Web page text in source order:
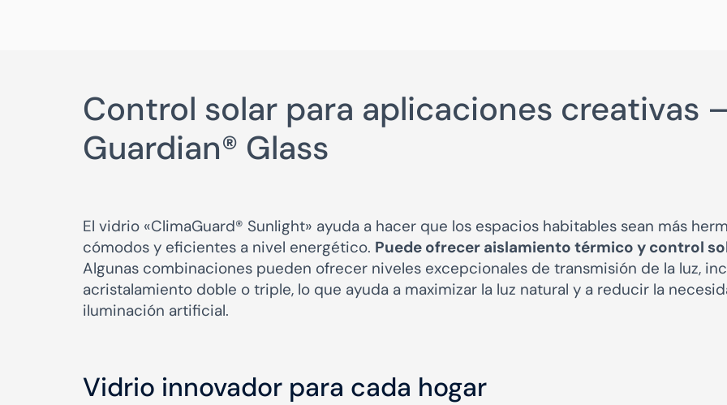
Control solar para aplicaciones creativas
Guardian® Glass
El vidrio «ClimaGuard® Sunlight» ayuda a hacer que los espacios habitables sean más
cómodos y eficientes a nivel energético. Puede ofrecer aislamiento térmico y control
Algunas combinaciones pueden ofrecer niveles excepcionales de transmisión de la luz,
acristalamiento doble o triple, lo que ayuda a maximizar la luz natural y a reducir la
iluminación artificial.
Vidrio innovador para cada hogar